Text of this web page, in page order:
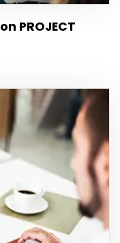
PROJECT